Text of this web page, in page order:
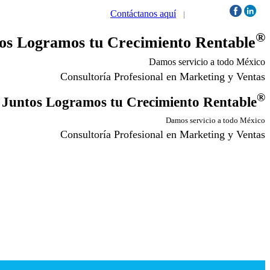
Contáctanos aquí |
Logramos tu Crecimiento Rentable®
Damos servicio a todo México
Consultoría Profesional en Marketing y Ventas
Juntos Logramos tu Crecimiento Rentable®
Damos servicio a todo México
Consultoría Profesional en Marketing y Ventas